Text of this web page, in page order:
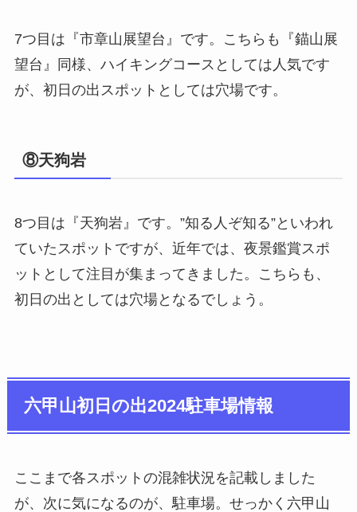
7つ目は『市章山展望台』です。こちらも『錨山展
望台』同様、ハイキングコースとしては人気です
が、初日の出スポットとしては穴場です。
⑧天狗岩
8つ目は『天狗岩』です。”知る人ぞ知る”といわれ
ていたスポットですが、近年では、夜景鑑賞スポ
ットとして注目が集まってきました。こちらも、
初日の出としては穴場となるでしょう。
六甲山初日の出2024駐車場情報
ここまで各スポットの混雑状況を記載しました
が、次に気になるのが、駐車場。せっかく六甲山